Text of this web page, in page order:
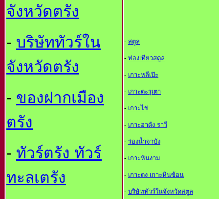
จังหวัดตรัง
- บริษัททัวร์ใน
จังหวัดตรัง
- ของฝากเมือง
ตรัง
- ทัวร์ตรัง ทัวร์
ทะลเตรัง
- สตูล
- ท่องเที่ยวสตูล
- เกาะหลีเป๊ะ
- เกาะตะรุเตา
- เกาะไข่
- เกาะอาดัง ราวี
- ร่องน้ำจาบัง
- เกาะหินงาม
- เกาะดง เกาะหินซ้อน
- บริษัททัวร์ในจังหวัดสตูล